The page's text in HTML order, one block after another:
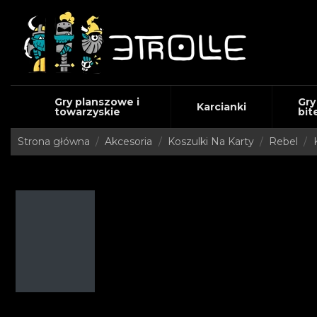
Gry planszowe i
towarzyskie Karcianki
Strona główna Akcesoria Koszulki Na Karty Rebel